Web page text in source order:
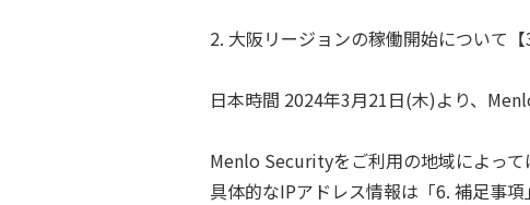
2. 大阪リージョンの稼働開始について【
日本時間 2024年3月21日(木)より、
Menlo Securityをご利用の地域によって
具体的なIPアドレス情報は「6. 補足事項